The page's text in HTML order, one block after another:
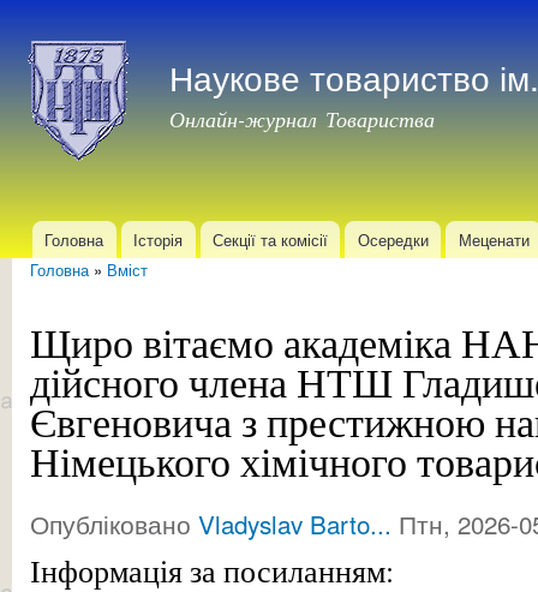
Наукове товариство
Онлайн-журнал Товариства
Головне меню
Головна Історія Секції та комісії Осередки Меценати
Головна» Вміст
Щиро вітаємо академіка
дійсного члена НТШ
Євгеновича з престижною
Німецького хімічного
Опубліковано Vladyslav Barto... Птн, 2026-
Інформація за посиланням: